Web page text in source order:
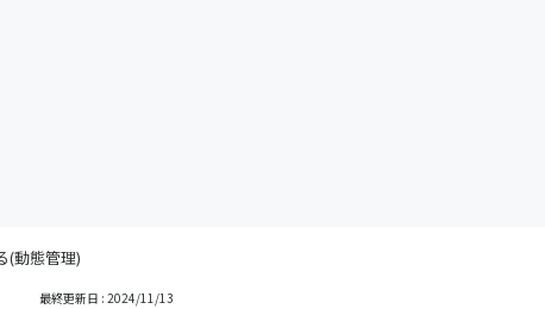
(動態管理)
最終更新日 : 2024/11/13